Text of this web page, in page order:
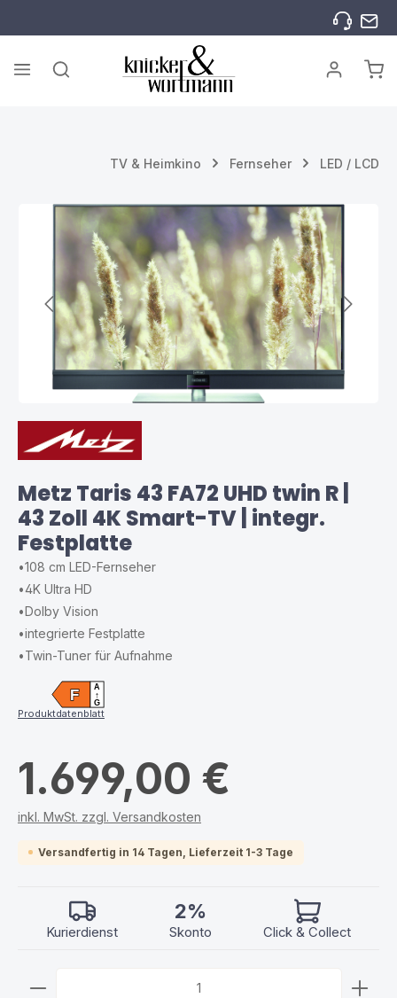
TV & Heimkino Fernseher LED / LCD
Bildergalerie überspringen
Metz Taris 43 FA72 UHD twin R |
43 Zoll 4K Smart-TV | integr.
Festplatte
•108 cm LED-Fernseher
•4K Ultra HD
•Dolby Vision
•integrierte Festplatte
•Twin-Tuner für Aufnahme
A
↑
G
F
Produktdatenblatt
1.699,00 €
inkl. MwSt. zzgl. Versandkosten
Versandfertig in 14 Tagen, Lieferzeit 1-3 Tage
Kurierdienst
2%
Skonto Click & Collect
Produkt Anzahl: Gib den gewünschten Wert ein